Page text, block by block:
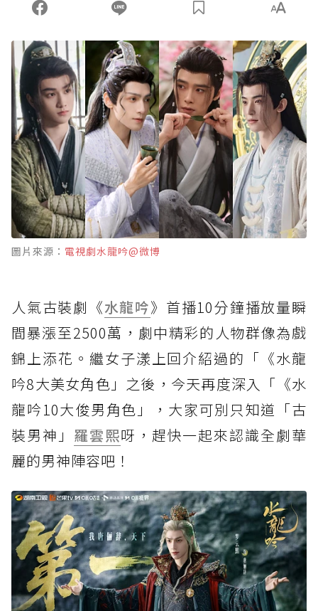
圖片來源： 電視劇水龍吟@微博
人氣古裝劇《水龍吟》首播10分鐘播放量瞬
間暴漲至2500萬，劇中精彩的人物群像為戲
錦上添花。繼女子漾上回介紹過的「《水龍
吟8大美女角色」之後，今天再度深入「《水
龍吟10大俊男角色」，大家可別只知道「古
裝男神」 羅雲熙呀，趕快一起來認識全劇華
麗的男神陣容吧！